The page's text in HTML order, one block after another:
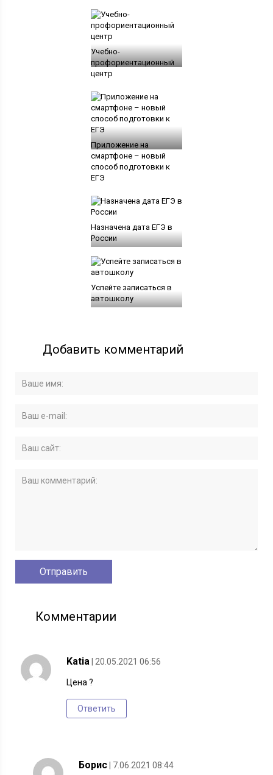
Учебно-
профориентационный
центр
Приложение на
смартфоне – новый
способ подготовки к
ЕГЭ
Назначена дата ЕГЭ в
России
Успейте записаться в
автошколу
Добавить комментарий
Комментарии
Katia | 20.05.2021 06:56
Цена ?
Ответить
Борис | 7.06.2021 08:44